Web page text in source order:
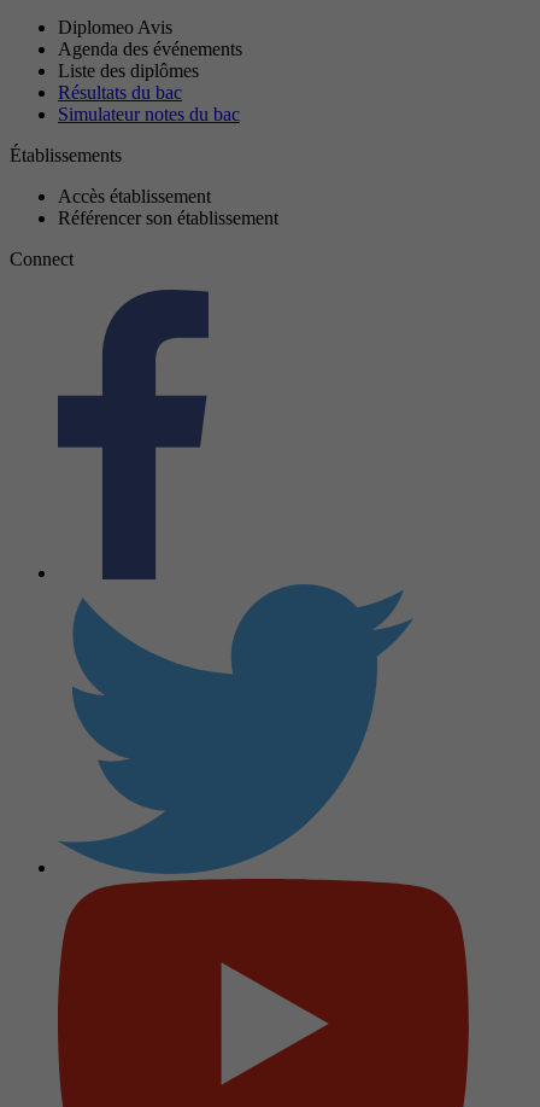
Diplomeo Avis
Agenda des événements
Liste des diplômes
Résultats du bac
Simulateur notes du bac
Établissements
Accès établissement
Référencer son établissement
Connect